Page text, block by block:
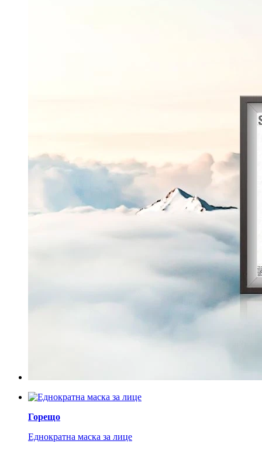
Горещо
Еднократна маска за лице